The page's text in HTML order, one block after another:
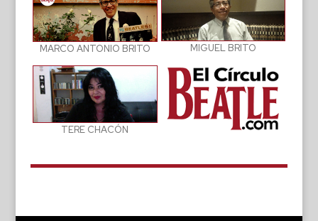
MARCO ANTONIO BRITO MIGUEL BRITO
TERE CHACÓN